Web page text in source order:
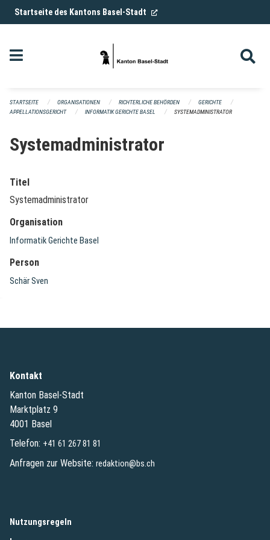
Navigation überspringen
Startseite des Kantons Basel-Stadt (External Link)
STARTSEITE ORGANISATIONEN RICHTERLICHE BEHÖRDEN
GERICHTE
APPELLATIONSGERICHT
INFORMATIK GERICHTE BASEL SYSTEMADMINISTRATOR
Systemadministrator
Titel
Systemadministrator
Organisation
Informatik Gerichte Basel
Person
Schär Sven
Kontakt
Kanton Basel-Stadt
Marktplatz 9
4001 Basel
Telefon: +41 61 267 81 81
Anfragen zur Website: redaktion@bs.ch
Nutzungsregeln